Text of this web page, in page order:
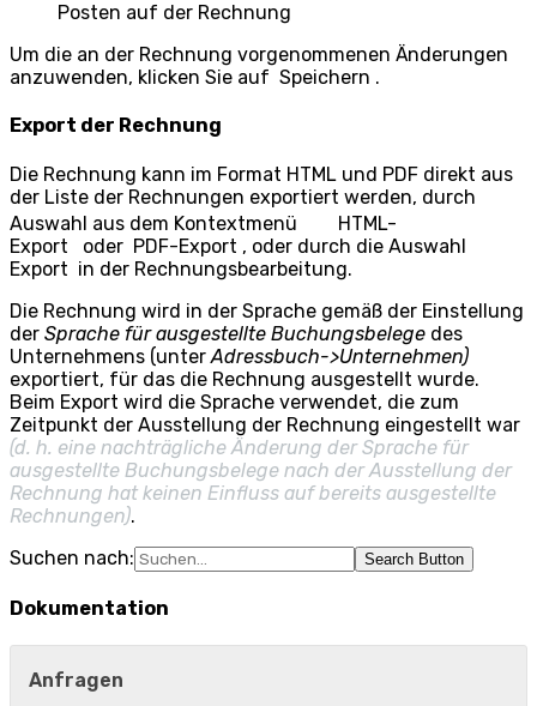
Posten auf der Rechnung
Um die an der Rechnung vorgenommenen Änderungen
anzuwenden, klicken Sie auf Speichern .
Export der Rechnung
Die Rechnung kann im Format HTML und PDF direkt aus
der Liste der Rechnungen exportiert werden, durch
Auswahl aus dem Kontextmenü
HTML-
Export
oder PDF-Export , oder durch die Auswahl
Export in der Rechnungsbearbeitung.
Die Rechnung wird in der Sprache gemäß der Einstellung
der Sprache für ausgestellte Buchungsbelege des
Unternehmens (unterAdressbuch->Unternehmen)
exportiert, für das die Rechnung ausgestellt wurde.
Beim Export wird die Sprache verwendet, die zum
Zeitpunkt der Ausstellung der Rechnung eingestellt war
(d. h. eine nachträgliche Änderung der Sprache für
ausgestellte Buchungsbelege nach der Ausstellung der
Rechnung hat keinen Einfluss auf bereits ausgestellte
Rechnungen).
Suchen nach:
Search Button
Dokumentation
Anfragen